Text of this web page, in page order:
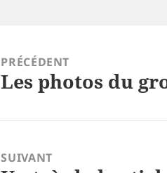
PRÉCÉDENT
Article
Les photos du
SUIVANT